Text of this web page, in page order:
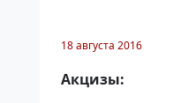
18 августа 2016
Акцизы: